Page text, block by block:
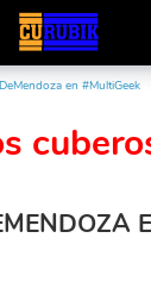
en #MultiGeek